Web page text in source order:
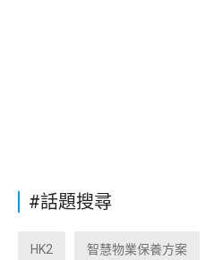
#話題搜尋
HK2 智慧物業保養方案